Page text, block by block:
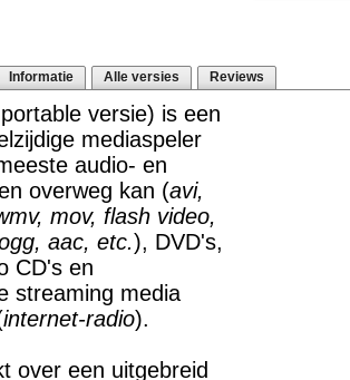
Informatie Alle versies Reviews
versie) is een
mediaspeler
audio- en
overweg kan (avi,
mov, flash video,
aac, etc.), DVD's,
CD's en
streaming media
internet-radio).
over een uitgebreid